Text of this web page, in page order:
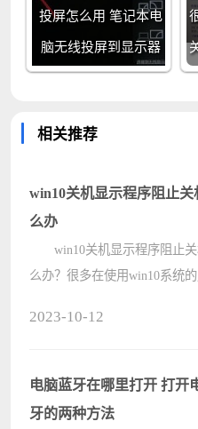
投屏怎么用 笔记本电
脑无线投屏到显示器
相关推荐
win10关机显示程序阻止关
么办
win10关机显示程序阻止关
么办？很多在使用win10系统
遇到这个问题要怎么解决呢？
2023-10-12
电脑蓝牙在哪里打开 打开
牙的两种方法